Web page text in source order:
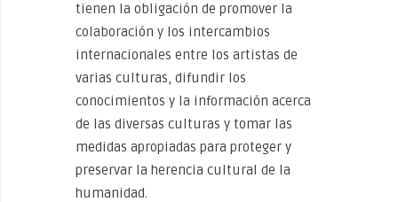
tienen la obligación de promover la
colaboración y los intercambios
internacionales entre los artistas de
varias culturas, difundir los
conocimientos y la información acerca
de las diversas culturas y tomar las
medidas apropiadas para proteger y
preservar la herencia cultural de la
humanidad.